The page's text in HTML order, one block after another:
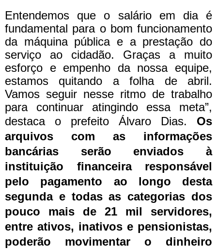
Entendemos que o salário em dia é
fundamental para o bom funcionamento
da máquina pública e a prestação do
serviço ao cidadão. Graças a muito
esforço e empenho da nossa equipe,
estamos quitando a folha de abril.
Vamos seguir nesse ritmo de trabalho
para continuar atingindo essa meta”,
destaca o prefeito Álvaro Dias. Os
arquivos com as informações
bancárias serão enviados à
instituição financeira responsável
pelo pagamento ao longo desta
segunda e todas as categorias dos
pouco mais de 21 mil servidores,
entre ativos, inativos e pensionistas,
poderão movimentar o dinheiro